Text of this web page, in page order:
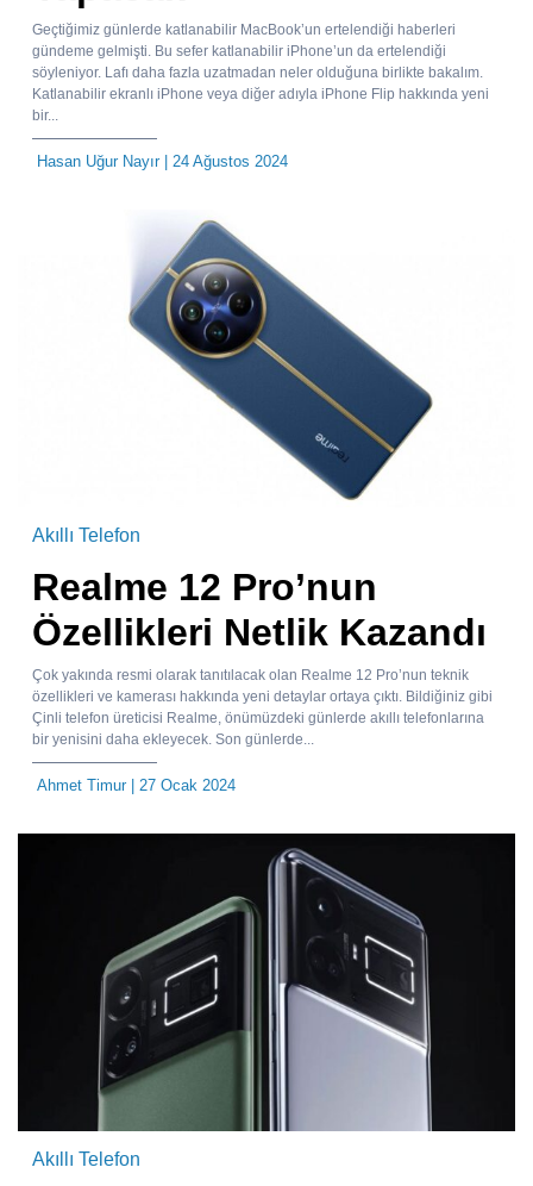
Geçtiğimiz günlerde katlanabilir MacBook’un ertelendiği haberleri
gündeme gelmişti. Bu sefer katlanabilir iPhone’un da ertelendiği
söyleniyor. Lafı daha fazla uzatmadan neler olduğuna birlikte bakalım.
Katlanabilir ekranlı iPhone veya diğer adıyla iPhone Flip hakkında yeni
bir...
Hasan Uğur Nayır| 24 Ağustos 2024
Akıllı Telefon
Realme 12 Pro’nun
Özellikleri Netlik Kazandı
Çok yakında resmi olarak tanıtılacak olan Realme 12 Pro’nun teknik
özellikleri ve kamerası hakkında yeni detaylar ortaya çıktı. Bildiğiniz gibi
Çinli telefon üreticisi Realme, önümüzdeki günlerde akıllı telefonlarına
bir yenisini daha ekleyecek. Son günlerde...
Ahmet Timur| 27 Ocak 2024
Akıllı Telefon